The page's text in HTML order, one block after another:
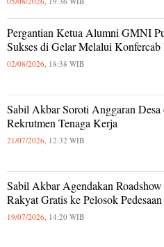
Pergantian Ketua Alumni GMNI
Sukses di Gelar Melalui
02/08/2026, 18:38 WIB
Sabil Akbar Soroti Anggaran Desa
Rekrutmen Tenaga Kerja
21/07/2026, 12:32 WIB
Sabil Akbar Agendakan
Rakyat Gratis ke Pelosok
19/07/2026, 14:20 WIB